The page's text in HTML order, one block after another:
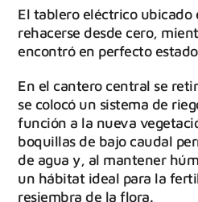
El tablero eléctrico ubicado
rehacerse desde cero,
encontró en perfecto
En el cantero central se
se colocó un sistema de
función a la nueva
boquillas de bajo caudal
de agua y, al mantener
un hábitat ideal para la
resiembra de la flora.